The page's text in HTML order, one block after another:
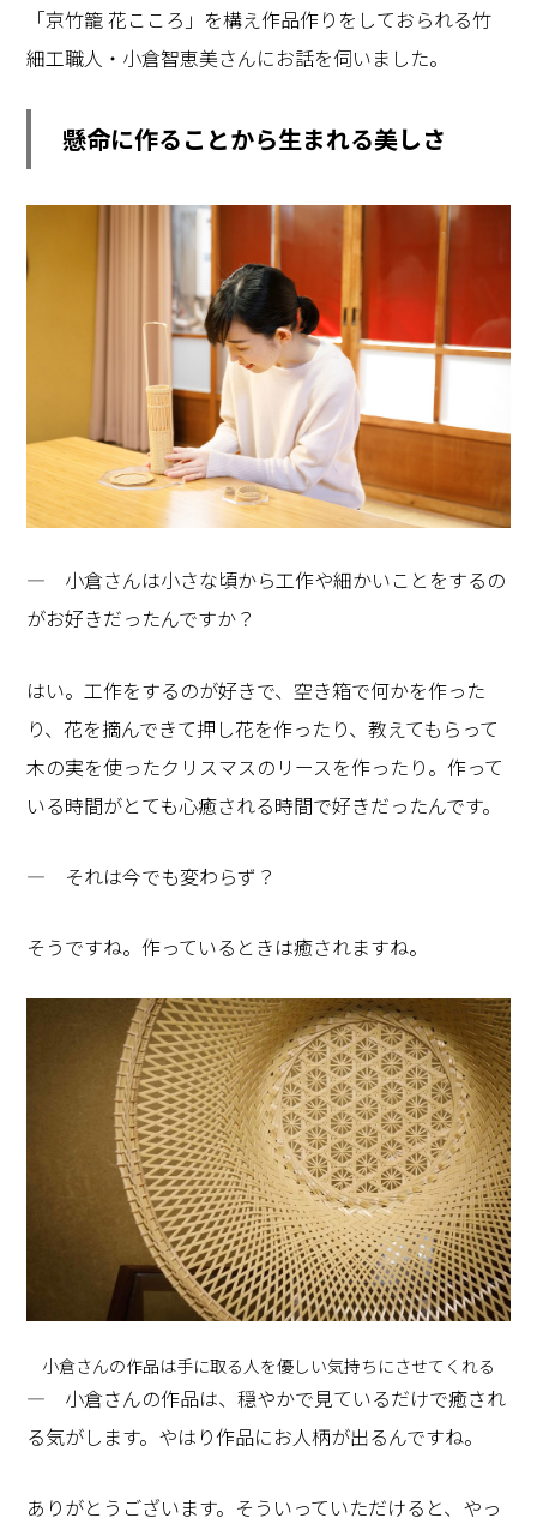
「京竹籠 花こころ」を構え作品作りをしておられる竹
細工職人・小倉智恵美さんにお話を伺いました。
懸命に作ることから生まれる美しさ
― 小倉さんは小さな頃から工作や細かいことをするの
がお好きだったんですか？
はい。工作をするのが好きで、空き箱で何かを作った
り、花を摘んできて押し花を作ったり、教えてもらって
木の実を使ったクリスマスのリースを作ったり。作って
いる時間がとても心癒される時間で好きだったんです。
― それは今でも変わらず？
そうですね。作っているときは癒されますね。
小倉さんの作品は手に取る人を優しい気持ちにさせてくれる
― 小倉さんの作品は、穏やかで見ているだけで癒され
る気がします。やはり作品にお人柄が出るんですね。
ありがとうございます。そういっていただけると、やっ